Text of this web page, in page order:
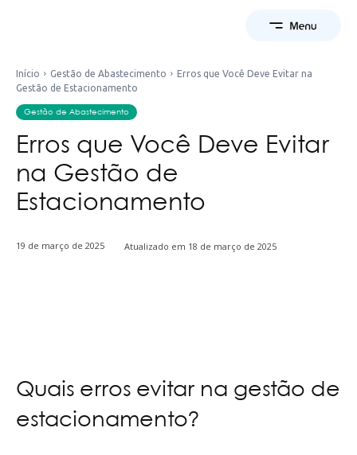
Início Gestão de Abastecimento
Erros que Você Deve Evitar na
Gestão de Estacionamento
Gestão de Abastecimento
Erros que Você Deve Evitar
na Gestão de
Estacionamento
19 de março de 2025 Atualizado em 18 de março de 2025
Quais erros evitar na gestão de
estacionamento?